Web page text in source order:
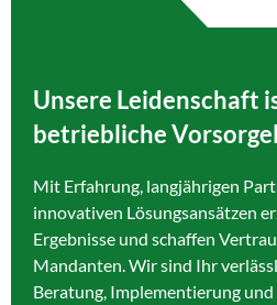
Unsere Leidenschaft
betriebliche
Mit Erfahrung, langjährigen
innovativen Lösungsansätzen
Ergebnisse und schaffen
Mandanten. Wir sind Ihr
Beratung, Implementierung